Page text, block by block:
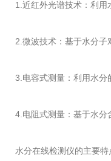
1.近红外光谱技术：利
2.微波技术：基于水分
3.电容式测量：利用水分
4.电阻式测量：基于水分
水分在线检测仪的主要特